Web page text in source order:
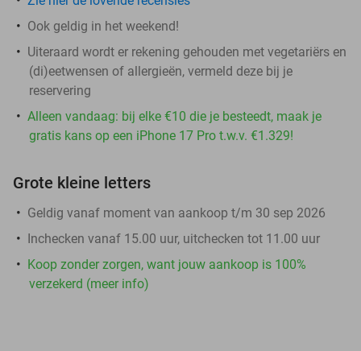
Ook geldig in het weekend!
Uiteraard wordt er rekening gehouden met vegetariërs en
(di)eetwensen of allergieën, vermeld deze bij je
reservering
Alleen vandaag: bij elke €10 die je besteedt, maak je
gratis kans op een iPhone 17 Pro t.w.v. €1.329!
Grote kleine letters
Geldig vanaf moment van aankoop t/m 30 sep 2026
Inchecken vanaf 15.00 uur, uitchecken tot 11.00 uur
Koop zonder zorgen, want jouw aankoop is 100%
verzekerd (meer info)